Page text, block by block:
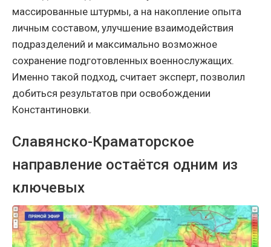
массированные штурмы, а на накопление опыта
личным составом, улучшение взаимодействия
подразделений и максимально возможное
сохранение подготовленных военнослужащих.
Именно такой подход, считает эксперт, позволил
добиться результатов при освобождении
Константиновки.
Славянско-Краматорское
направление остаётся одним из
ключевых